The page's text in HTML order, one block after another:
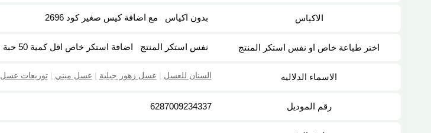
الاكياس بدون اكياس مع اضافة كيس صغير كود 2696
اختر طباعة خاص او نفس استكر المنتج نفس استكر المنتج اضافة استكر خاص اقل كمية 50 حبة
الاسماء الدلاليه السنان للعسل | عسل زهور جبلية | عسل ميني | توزيعات عسل
رقم الموديل 6287009234337